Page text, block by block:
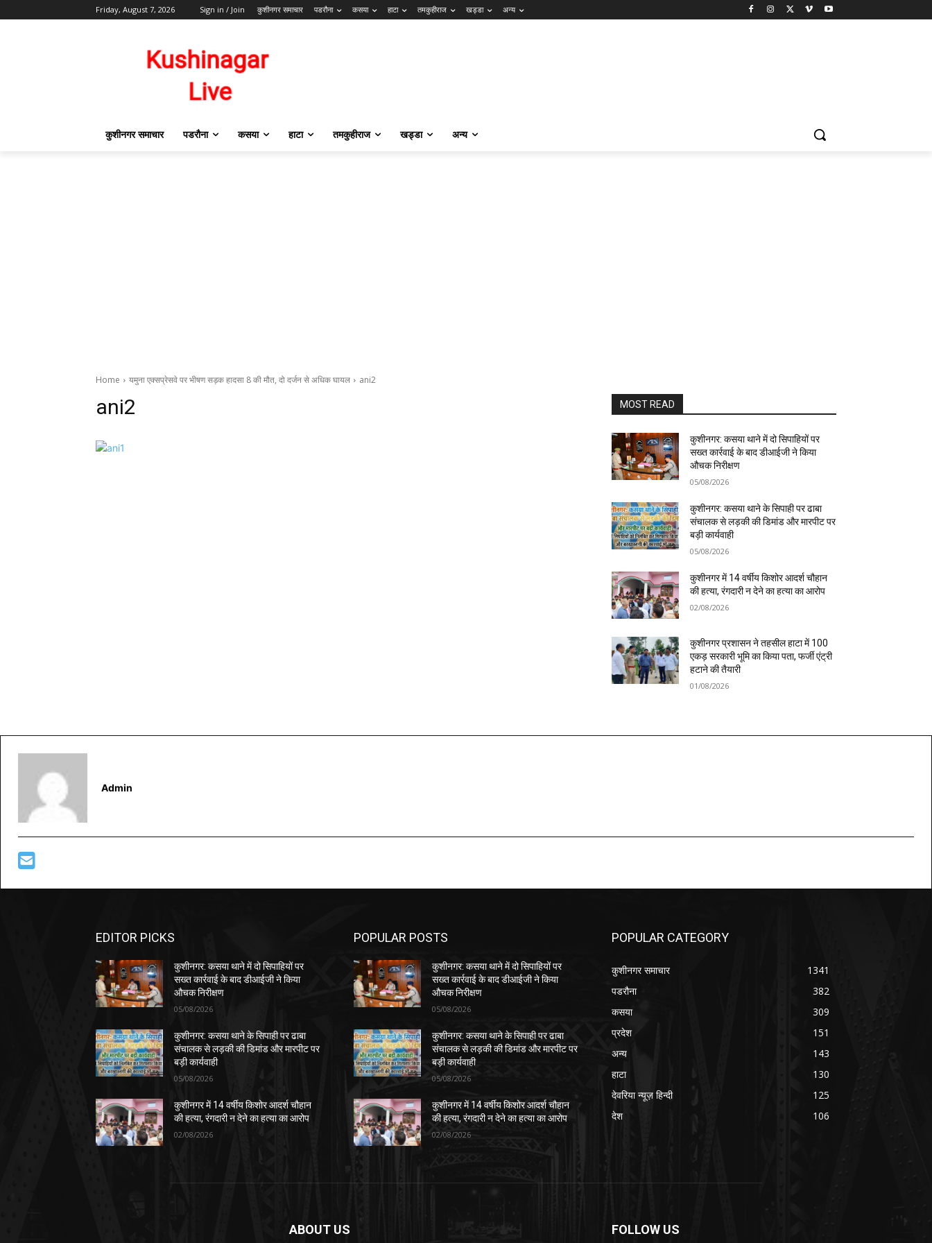
Friday, August 7, 2026 Sign in / Join कुशीनगर समाचार पडरौना कसया हाटा तमकुहीराज खड्डा अन्य
कुशीनगर समाचार पडरौना कसया हाटा तमकुहीराज खड्डा अन्य
Home यमुना एक्सप्रेसवे पर भीषण सड़क हादसा 8 की मौत, दो दर्जन से अधिक घायल ani2
ani2 MOST READ
कुशीनगर: कसया थाने में दो सिपाहियों पर
सख्त कार्रवाई के बाद डीआईजी ने किया
औचक निरीक्षण
05/08/2026
कुशीनगर: कसया थाने के सिपाही पर ढाबा
संचालक से लड़की की डिमांड और मारपीट पर
बड़ी कार्यवाही
05/08/2026
कुशीनगर में 14 वर्षीय किशोर आदर्श चौहान
की हत्या, रंगदारी न देने का हत्या का आरोप
02/08/2026
कुशीनगर प्रशासन ने तहसील हाटा में 100
एकड़ सरकारी भूमि का किया पता, फर्जी एंट्री
हटाने की तैयारी
01/08/2026
Admin
EDITOR PICKS
कुशीनगर: कसया थाने में दो सिपाहियों पर
सख्त कार्रवाई के बाद डीआईजी ने किया
औचक निरीक्षण
05/08/2026
कुशीनगर: कसया थाने के सिपाही पर ढाबा
संचालक से लड़की की डिमांड और मारपीट पर
बड़ी कार्यवाही
05/08/2026
कुशीनगर में 14 वर्षीय किशोर आदर्श चौहान
की हत्या, रंगदारी न देने का हत्या का आरोप
02/08/2026
POPULAR POSTS
कुशीनगर: कसया थाने में दो सिपाहियों पर
सख्त कार्रवाई के बाद डीआईजी ने किया
औचक निरीक्षण
05/08/2026
कुशीनगर: कसया थाने के सिपाही पर ढाबा
संचालक से लड़की की डिमांड और मारपीट पर
बड़ी कार्यवाही
05/08/2026
कुशीनगर में 14 वर्षीय किशोर आदर्श चौहान
की हत्या, रंगदारी न देने का हत्या का आरोप
02/08/2026
POPULAR CATEGORY
कुशीनगर समाचार
1341
पडरौना
382
कसया
309
प्रदेश
151
अन्य
143
हाटा
130
देवरिया न्यूज़ हिन्दी
125
देश
106
ABOUT US FOLLOW US